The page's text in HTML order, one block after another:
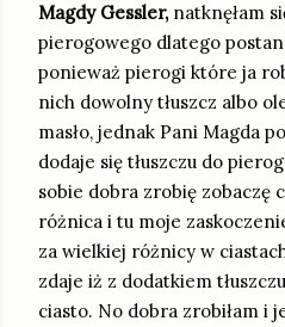
Magdy Gessler, natknęłam
pierogowego dlatego
ponieważ pierogi które ja
nich dowolny tłuszcz albo
masło, jednak Pani Magda
dodaje się tłuszczu do
sobie dobra zrobię zobaczę
różnica i tu moje
za wielkiej różnicy w
zdaje iż z dodatkiem
ciasto. No dobra zrobiłam i